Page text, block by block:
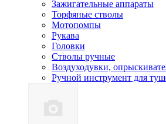
Зажигательные аппараты
Торфяные стволы
Мотопомпы
Рукава
Головки
Стволы ручные
Воздуходувки,
Ручной инструмент для